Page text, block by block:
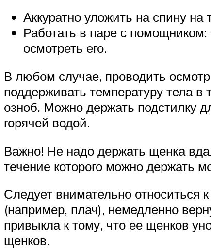
Аккуратно уложить на спину
Работать в паре с
осмотреть его.
В любом случае, проводить
поддерживать температуру тела в
озноб. Можно держать подстилку
горячей водой.
Важно! Не надо держать щенка
течение которого можно держать
Следует внимательно относиться
(например, плач), немедленно
привыкла к тому, что ее щенков
щенков.